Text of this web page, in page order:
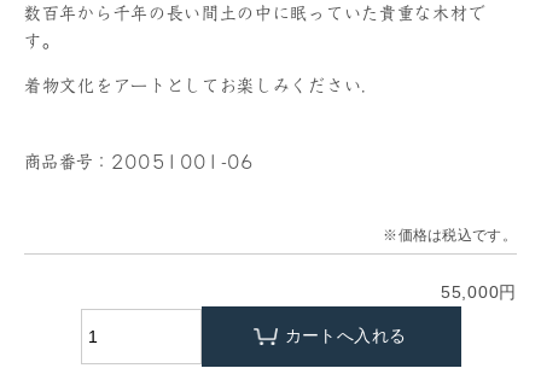
数百年から千年の長い間土の中に眠っていた貴重な木材で
す。
着物文化をアートとしてお楽しみください.
商品番号：20051001-06
※価格は税込です。
55,000円